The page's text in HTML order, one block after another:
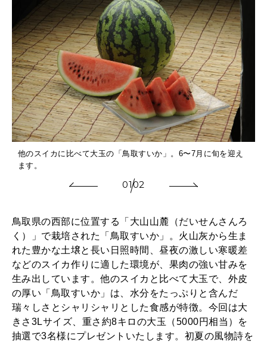
WORK&MONEY
いい人生って？
MAGAZINE
特集
2026年9月号「北海道 おいしく遊ぶ、夏のご褒美旅。」
2026年8月号『お茶の時間です。』
2026年7月号「鎌倉 ローカルが 教えてくれた 本当の歩き方。」
2026年6月号「大銀座 トレンドが生まれる 新しい一流店へ。」
2026年5月号「“大好き”に出会いに。韓国」
2026年4月号「未来をつくる、学びの教科書。」
2026年3月号「スイーツ予想図 2026」
2026年2月号「良運を掴む 新・開運術。」
MAGAZINE MOOK
FOLLOW US!
他のスイカに比べて大玉の「鳥取すいか」。6〜7月に旬を迎え
ます。
0102
鳥取県の西部に位置する「大山山麓（だいせんさんろ
く）」で栽培された「鳥取すいか」。火山灰から生ま
れた豊かな土壌と長い日照時間、昼夜の激しい寒暖差
などのスイカ作りに適した環境が、果肉の強い甘みを
生み出しています。他のスイカと比べて大玉で、外皮
の厚い「鳥取すいか」は、水分をたっぷりと含んだ
瑞々しさとシャリシャリとした食感が特徴。今回は大
きさ3Lサイズ、重さ約8キロの大玉（5000円相当）を
抽選で3名様にプレゼントいたします。初夏の風物詩を